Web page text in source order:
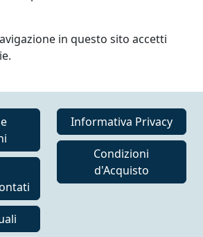
in questo sito accetti
Informativa Privacy
Condizioni
d'Acquisto